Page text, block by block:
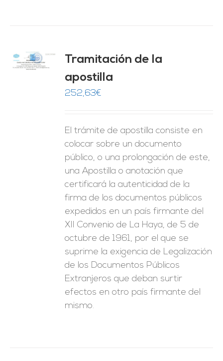
Tramitación de la
apostilla
252,63€
El trámite de apostilla consiste en
colocar sobre un documento
público, o una prolongación de este,
una Apostilla o anotación que
certificará la autenticidad de la
firma de los documentos públicos
expedidos en un país firmante del
XII Convenio de La Haya, de 5 de
octubre de 1961, por el que se
suprime la exigencia de Legalización
de los Documentos Públicos
Extranjeros que deban surtir
efectos en otro país firmante del
mismo.